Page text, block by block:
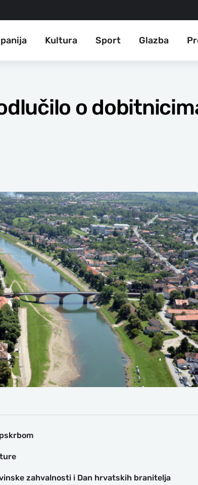
Kultura Sport Glazba
o
zahvalnosti i Dan hrvatskih branitelja